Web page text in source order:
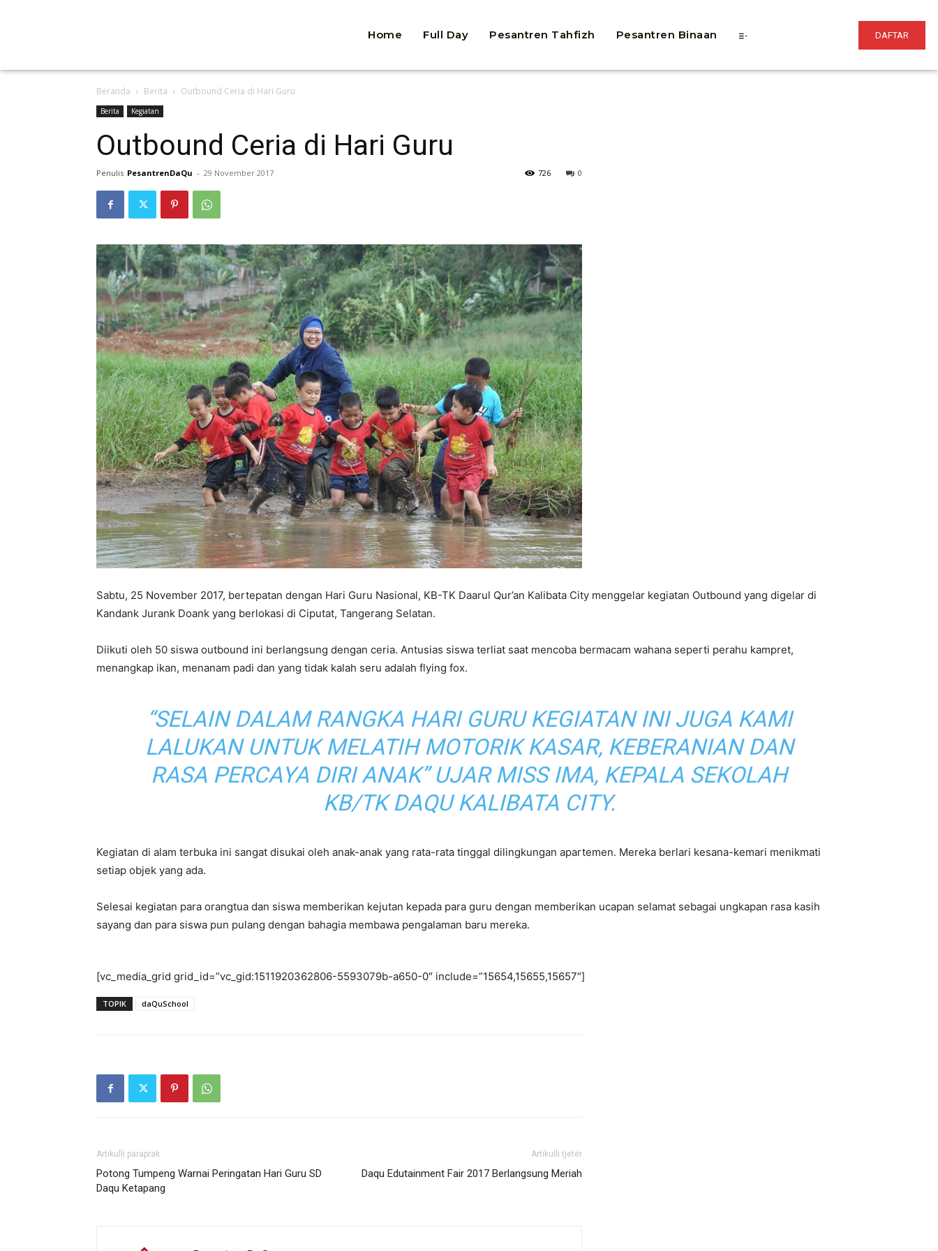
Home Full Day Pesantren Tahfizh Pesantren Binaan DAFTAR
Beranda Berita Outbound Ceria di Hari Guru
Berita Kegiatan
Outbound Ceria di Hari Guru
Penulis PesantrenDaQu - 29 November 2017 0
726
Sabtu, 25 November 2017, bertepatan dengan Hari Guru Nasional, KB-TK Daarul Qur’an Kalibata City menggelar kegiatan Outbound yang digelar di
Kandank Jurank Doank yang berlokasi di Ciputat, Tangerang Selatan.
Diikuti oleh 50 siswa outbound ini berlangsung dengan ceria. Antusias siswa terliat saat mencoba bermacam wahana seperti perahu kampret,
menangkap ikan, menanam padi dan yang tidak kalah seru adalah flying fox.
“SELAIN DALAM RANGKA HARI GURU KEGIATAN INI JUGA KAMI
LALUKAN UNTUK MELATIH MOTORIK KASAR, KEBERANIAN DAN
RASA PERCAYA DIRI ANAK” UJAR MISS IMA, KEPALA SEKOLAH
KB/TK DAQU KALIBATA CITY.
Kegiatan di alam terbuka ini sangat disukai oleh anak-anak yang rata-rata tinggal dilingkungan apartemen. Mereka berlari kesana-kemari menikmati
setiap objek yang ada.
Selesai kegiatan para orangtua dan siswa memberikan kejutan kepada para guru dengan memberikan ucapan selamat sebagai ungkapan rasa kasih
sayang dan para siswa pun pulang dengan bahagia membawa pengalaman baru mereka.
[vc_media_grid grid_id=”vc_gid:1511920362806-5593079b-a650-0″ include=”15654,15655,15657″]
TOPIK daQuSchool
Artikulli paraprak
Potong Tumpeng Warnai Peringatan Hari Guru SD
Daqu Ketapang
Artikulli tjetër
Daqu Edutainment Fair 2017 Berlangsung Meriah